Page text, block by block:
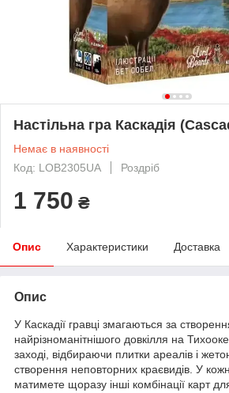
Настільна гра Каскадія
Немає в наявності
Код: LOB2305UA
Роздріб
1 750 ₴
Опис Характеристики Доставка
Опис
У Каскадії гравці змагаються за
найрізноманітнішого довкілля на
заході, відбираючи плитки ареалів і
створення неповторних краєвидів. У
матимете щоразу інші комбінації карт